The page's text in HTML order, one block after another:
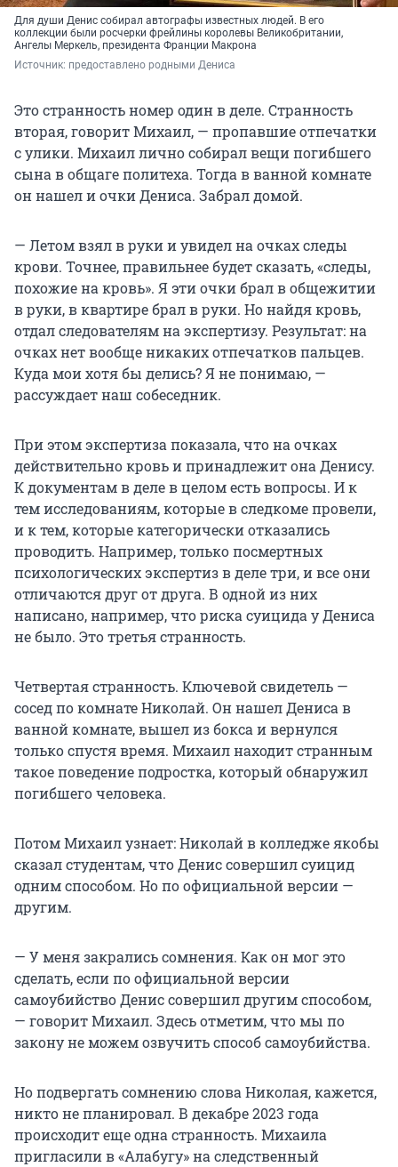
Для души Денис собирал автографы известных людей. В его
коллекции были росчерки фрейлины королевы Великобритании,
Ангелы Меркель, президента Франции Макрона
Источник: предоставлено родными Дениса
Это странность номер один в деле. Странность
вторая, говорит Михаил, — пропавшие отпечатки
с улики. Михаил лично собирал вещи погибшего
сына в общаге политеха. Тогда в ванной комнате
он нашел и очки Дениса. Забрал домой.
— Летом взял в руки и увидел на очках следы
крови. Точнее, правильнее будет сказать, «следы,
похожие на кровь». Я эти очки брал в общежитии
в руки, в квартире брал в руки. Но найдя кровь,
отдал следователям на экспертизу. Результат: на
очках нет вообще никаких отпечатков пальцев.
Куда мои хотя бы делись? Я не понимаю, —
рассуждает наш собеседник.
При этом экспертиза показала, что на очках
действительно кровь и принадлежит она Денису.
К документам в деле в целом есть вопросы. И к
тем исследованиям, которые в следкоме провели,
и к тем, которые категорически отказались
проводить. Например, только посмертных
психологических экспертиз в деле три, и все они
отличаются друг от друга. В одной из них
написано, например, что риска суицида у Дениса
не было. Это третья странность.
Четвертая странность. Ключевой свидетель —
сосед по комнате Николай. Он нашел Дениса в
ванной комнате, вышел из бокса и вернулся
только спустя время. Михаил находит странным
такое поведение подростка, который обнаружил
погибшего человека.
Потом Михаил узнает: Николай в колледже якобы
сказал студентам, что Денис совершил суицид
одним способом. Но по официальной версии —
другим.
— У меня закрались сомнения. Как он мог это
сделать, если по официальной версии
самоубийство Денис совершил другим способом,
— говорит Михаил. Здесь отметим, что мы по
закону не можем озвучить способ самоубийства.
Но подвергать сомнению слова Николая, кажется,
никто не планировал. В декабре 2023 года
происходит еще одна странность. Михаила
пригласили в «Алабугу» на следственный